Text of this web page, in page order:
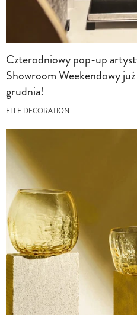
Czterodniowy pop-up
Showroom Weekendowy
grudnia!
ELLE DECORATION